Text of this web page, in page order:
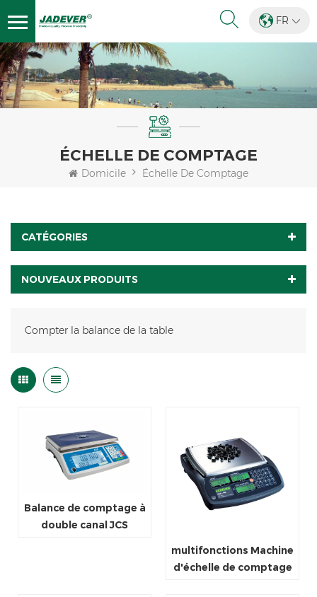
FR
ÉCHELLE DE COMPTAGE
Domicile Échelle De Comptage
CATÉGORIES
NOUVEAUX PRODUITS
Compter la balance de la table
Balance de comptage à
double canal JCS
multifonctions Machine
d'échelle de comptage